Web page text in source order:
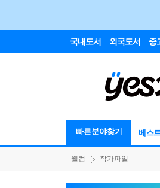
국내도서 외국도서 중
빠른분야찾기 베스
웰컴 작가파일